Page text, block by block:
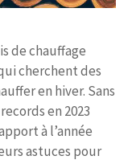
de chauffage
cherchent des
en hiver. Sans
en 2023
à l’année
astuces pour